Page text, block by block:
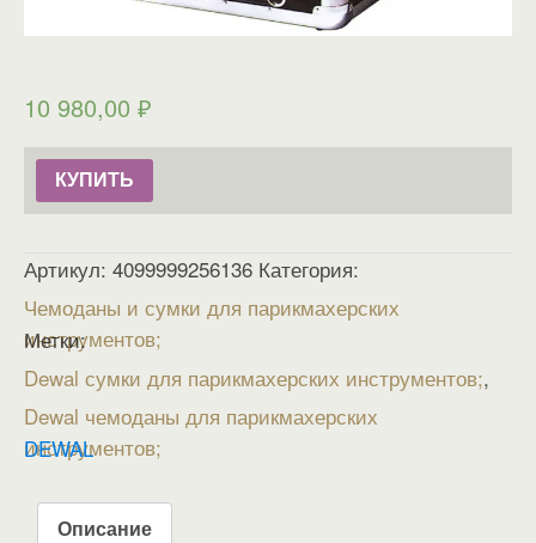
10 980,00 ₽
КУПИТЬ
Артикул: 4099999256136 Категория:
Чемоданы и сумки для парикмахерских
инструментов
Метки:
Dewal сумки для парикмахерских инструментов ,
Dewal чемоданы для парикмахерских
инструментов
DEWAL
Описание